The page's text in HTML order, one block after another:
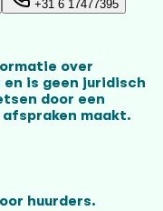
+31 6 17477395
over
is geen juridisch
door een
maakt.
huurders.